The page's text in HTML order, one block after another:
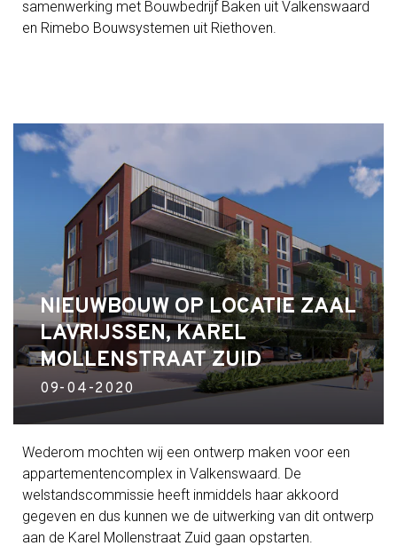
samenwerking met Bouwbedrijf Baken uit Valkenswaard
en Rimebo Bouwsystemen uit Riethoven.
NIEUWBOUW OP LOCATIE ZAAL
LAVRIJSSEN, KAREL
MOLLENSTRAAT ZUID
09-04-2020
Wederom mochten wij een ontwerp maken voor een
appartementencomplex in Valkenswaard. De
welstandscommissie heeft inmiddels haar akkoord
gegeven en dus kunnen we de uitwerking van dit ontwerp
aan de Karel Mollenstraat Zuid gaan opstarten.